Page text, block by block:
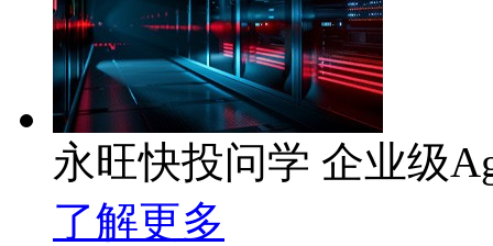
永旺快投问学 企业级
了解更多